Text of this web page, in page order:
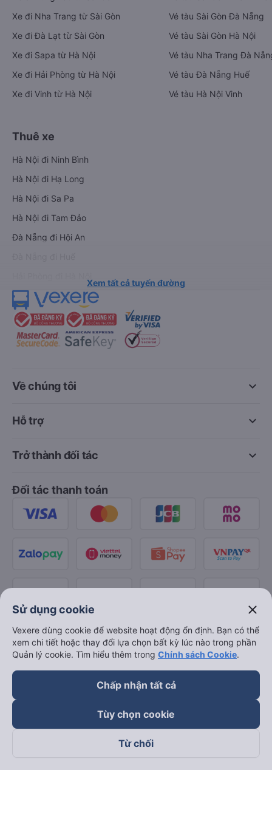
Xe đi Nha Trang từ Sài Gòn
Xe đi Đà Lạt từ Sài Gòn
Xe đi Sapa từ Hà Nội
Xe đi Hải Phòng từ Hà Nội
Xe đi Vinh từ Hà Nội
Vé tàu Sài Gòn Đà Nẵng
Vé tàu Sài Gòn Hà Nội
Vé tàu Nha Trang Đà
Vé tàu Đà Nẵng Huế
Vé tàu Hà Nội Vinh
Thuê xe
Hà Nội đi Ninh Bình
Hà Nội đi Hạ Long
Hà Nội đi Sa Pa
Hà Nội đi Tam Đảo
Đà Nẵng đi Hội An
Xem tất cả tuyến đường
keyboard_arrow_down
Về chúng tôi
keyboard_arrow_down
Hỗ trợ
keyboard_arrow_down
Trở thành đối tác
Đối tác thanh toán
Theo dõi chúng tôi trên
Sử dụng cookie close
Vexere dùng cookie để website hoạt động ổn định. Bạn có thể
xem chi tiết hoặc thay đổi lựa chọn bất kỳ lúc nào trong phần
Quản lý cookie. Tìm hiểu thêm trong Chính sách Cookie.
Chấp nhận tất cả
Tùy chọn cookie
Từ chối